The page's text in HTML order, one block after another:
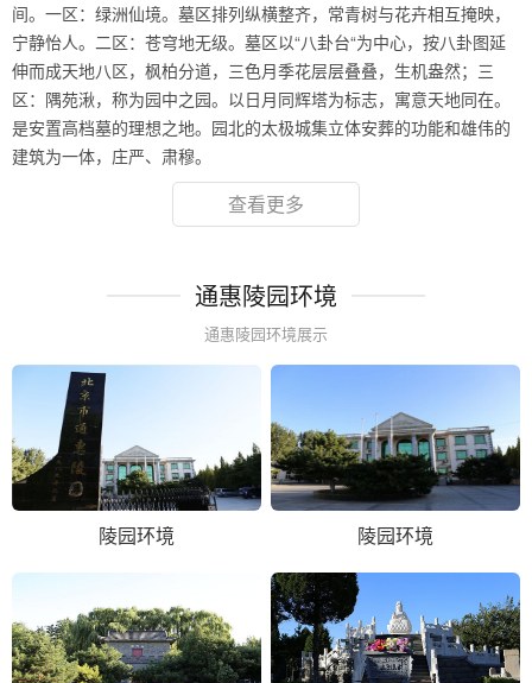
间。一区：绿洲仙境。墓区排列纵横整齐，常青树与花卉相互掩映，
宁静怡人。二区：苍穹地无级。墓区以“八卦台“为中心，按八卦图延
伸而成天地八区，枫柏分道，三色月季花层层叠叠，生机盎然；三
区：隅苑湫，称为园中之园。以日月同辉塔为标志，寓意天地同在。
是安置高档墓的理想之地。园北的太极城集立体安葬的功能和雄伟的
建筑为一体，庄严、肃穆。
查看更多
通惠陵园环境
通惠陵园环境展示
陵园环境 陵园环境